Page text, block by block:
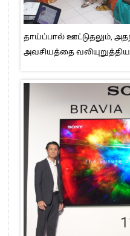
தாய்ப்பால் ஊட்டுதலும்,
அவசியத்தை